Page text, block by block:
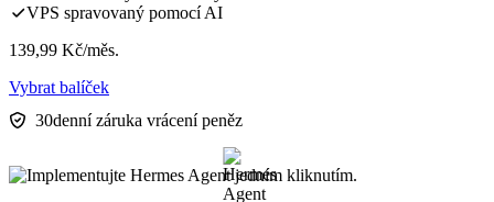
VPS spravovaný pomocí AI
139,99 Kč/měs.
Vybrat balíček
30denní záruka vrácení peněz